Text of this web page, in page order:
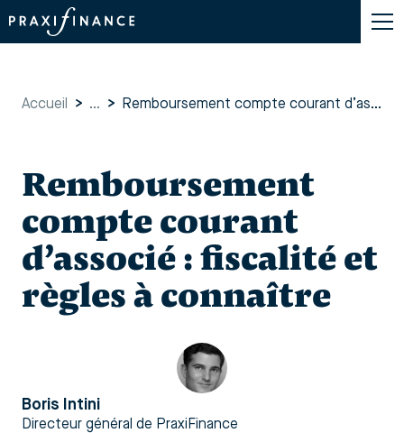
Accueil > ... > Remboursement compte courant d’associé : fiscalité et règles à connaître
Remboursement
compte courant
d’associé : fiscalité et
règles à connaître
Boris Intini
Directeur général de PraxiFinance